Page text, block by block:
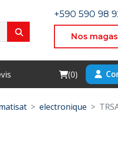
+590 590 98
Nos
Cart
(0)
electronique